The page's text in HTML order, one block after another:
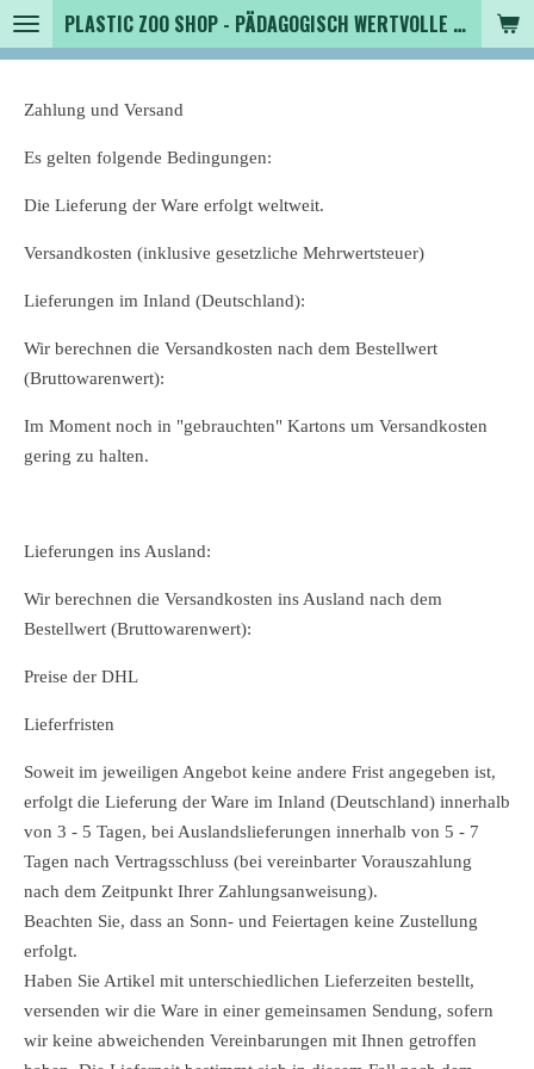
Zum
Hauptinhalt
PLASTIC ZOO SHOP - PÄDAGOGISCH WERTVOLLE SPIELZEUGTIERE , SAMMLER - TIERFIGUREN UND MEHR VON VINTAGE BIS MODERN
Zahlung und Versand
Es gelten folgende Bedingungen:
Die Lieferung der Ware erfolgt weltweit.
Versandkosten (inklusive gesetzliche Mehrwertsteuer)
Lieferungen im Inland (Deutschland):
Wir berechnen die Versandkosten nach dem Bestellwert
(Bruttowarenwert):
Im Moment noch in "gebrauchten" Kartons um Versandkosten
gering zu halten.
Lieferungen ins Ausland:
Wir berechnen die Versandkosten ins Ausland nach dem
Bestellwert (Bruttowarenwert):
Preise der DHL
Lieferfristen
Soweit im jeweiligen Angebot keine andere Frist angegeben ist,
erfolgt die Lieferung der Ware im Inland (Deutschland) innerhalb
von 3 - 5 Tagen, bei Auslandslieferungen innerhalb von 5 - 7
Tagen nach Vertragsschluss (bei vereinbarter Vorauszahlung
nach dem Zeitpunkt Ihrer Zahlungsanweisung).
Beachten Sie, dass an Sonn- und Feiertagen keine Zustellung
erfolgt.
Haben Sie Artikel mit unterschiedlichen Lieferzeiten bestellt,
versenden wir die Ware in einer gemeinsamen Sendung, sofern
wir keine abweichenden Vereinbarungen mit Ihnen getroffen